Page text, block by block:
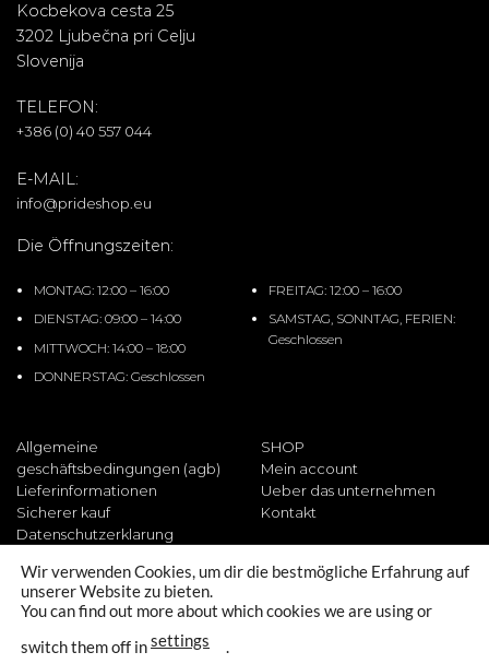
Allgemeine
geschäftsbedingungen (agb)
Lieferinformationen
Sicherer kauf
Datenschutzerklarung
SHOP
Mein account
Ueber das unternehmen
Kontakt
Kocbekova cesta 25
3202 Ljubečna pri Celju
Slovenija
TELEFON:
+386 (0) 40 557 044
E-MAIL:
info@prideshop.eu
Die Öffnungszeiten:
MONTAG: 12:00 – 16:00
DIENSTAG: 09:00 – 14:00
MITTWOCH: 14:00 – 18:00
DONNERSTAG: Geschlossen
FREITAG: 12:00 – 16:00
SAMSTAG, SONNTAG, FERIEN:
Geschlossen
PayPal Apple
Pay
Google
Pay
Visa MasterCard
Klarna
Wir verwenden Cookies, um dir die bestmögliche Erfahrung auf
unserer Website zu bieten.
You can find out more about which cookies we are using or
switch them off insettings